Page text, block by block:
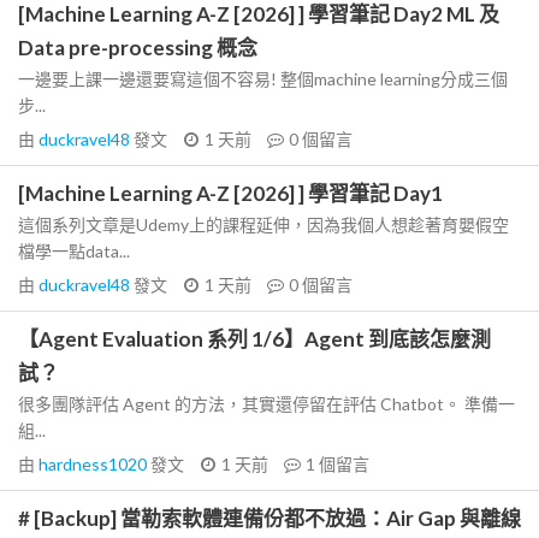
[Machine Learning A-Z [2026] ] 學習筆記 Day2 ML 及
Data pre-processing 概念
一邊要上課一邊還要寫這個不容易! 整個machine learning分成三個
步...
由 duckravel48 發文 1 天前 0個留言
[Machine Learning A-Z [2026] ] 學習筆記 Day1
這個系列文章是Udemy上的課程延伸，因為我個人想趁著育嬰假空
檔學一點data...
由 duckravel48 發文 1 天前 0個留言
【Agent Evaluation 系列 1/6】Agent 到底該怎麼測
試？
很多團隊評估 Agent 的方法，其實還停留在評估 Chatbot。 準備一
組...
由 hardness1020發文 1 天前 1 個留言
# [Backup] 當勒索軟體連備份都不放過：Air Gap 與離線